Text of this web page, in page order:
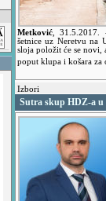
Metković ,31.5.2017.
šetnice uz Neretvu na
sloja položit će se novi,
poput klupa i košara za
Izbori
Sutra skup HDZ-a u